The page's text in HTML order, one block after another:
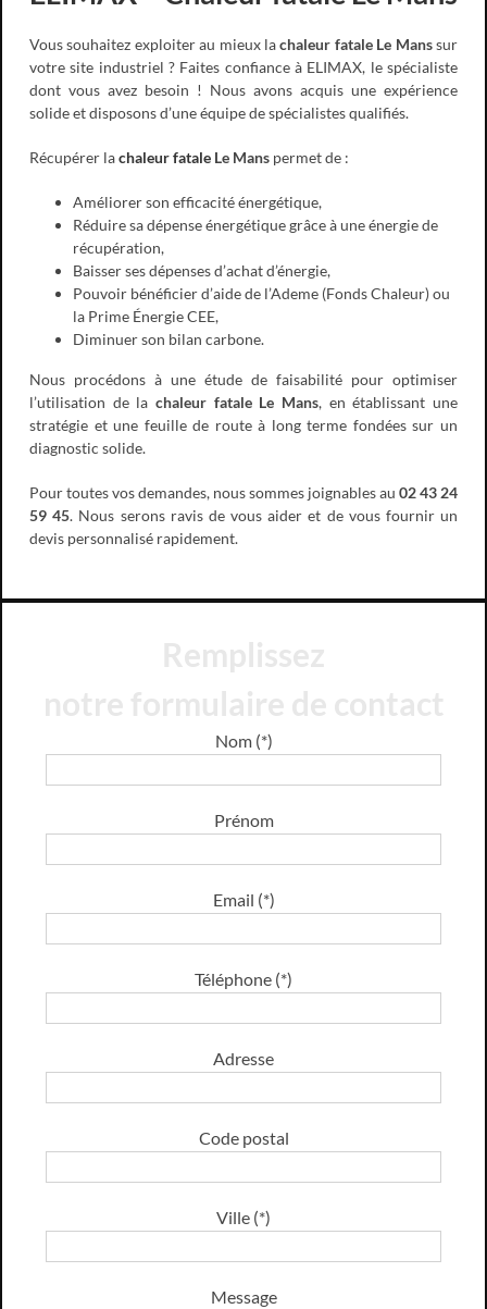
Vous souhaitez exploiter au mieux lachaleur fatale Le Manssur
votre site industriel ? Faites confiance à ELIMAX, le spécialiste
dont vous avez besoin ! Nous avons acquis une expérience
solide et disposons d’une équipe de spécialistes qualifiés.
Récupérer lachaleur fatale Le Mans permet de :
Améliorer son efficacité énergétique,
Réduire sa dépense énergétique grâce à une énergie de
récupération,
Baisser ses dépenses d’achat d’énergie,
Pouvoir bénéficier d’aide de l’Ademe (Fonds Chaleur) ou
la Prime Énergie CEE,
Diminuer son bilan carbone.
Nous procédons à une étude de faisabilité pour optimiser
l’utilisation de la chaleur fatale Le Mans, en établissant une
stratégie et une feuille de route à long terme fondées sur un
diagnostic solide.
Pour toutes vos demandes, nous sommes joignables au 02 43 24
59 45. Nous serons ravis de vous aider et de vous fournir un
devis personnalisé rapidement.
Nom (*)
Prénom
Email (*)
Téléphone (*)
Adresse
Code postal
Ville (*)
Message